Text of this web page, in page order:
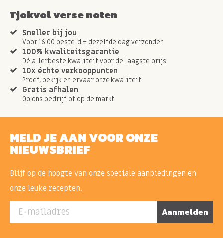
Tjokvol verse noten
Sneller bij jou
Voor 16.00 besteld = dezelfde dag verzonden
100% kwaliteitsgarantie
Dé allerbeste kwaliteit voor de laagste prijs
10x échte verkooppunten
Proef, bekijk en ervaar onze kwaliteit
Gratis afhalen
Op ons bedrijf of op de markt
MELD JE AAN VOOR ONZE
NIEUWSBRIEF
Blijf op de hoogte van onze speciale aanbiedingen en
onze leuke recepten.
E-mailadres Aanmelden